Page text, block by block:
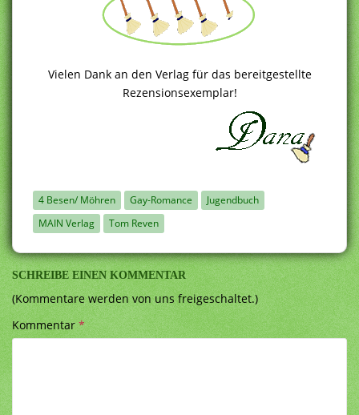
Vielen Dank an den Verlag für das bereitgestellte
Rezensionsexemplar!
4 Besen/ Möhren Gay-Romance
Jugendbuch
MAIN Verlag
Tom Reven
SCHREIBE EINEN KOMMENTAR
(Kommentare werden von uns freigeschaltet.)
Kommentar*